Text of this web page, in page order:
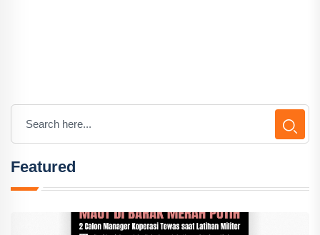
Featured